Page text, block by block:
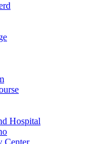
Hospital